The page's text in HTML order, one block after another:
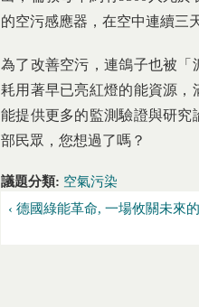
的空污感應器，在空中連續三
為了改善空污，連鴿子也被「
耗用著早已亮紅燈的能資源
能提供更多的監測驗證與研
部民眾，您想過了嗎？
議題分類: 空氣污染
‹ 德國綠能革命, 一場攸關未來